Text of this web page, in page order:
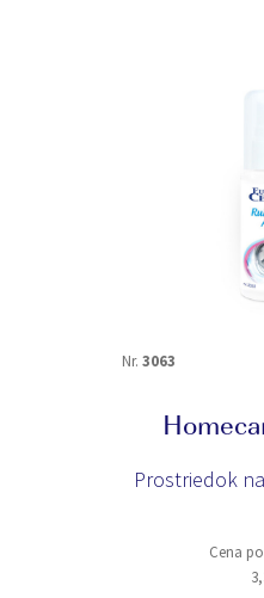
E-
Nr. 3063
Prostriedok
Cena